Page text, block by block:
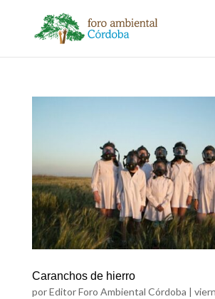
Caranchos de hierro
porEditor Foro Ambiental Córdoba |